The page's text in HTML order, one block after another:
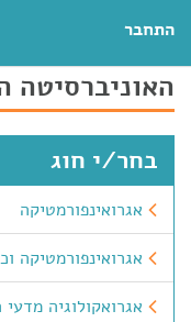
התחבר
האוניברסיטה
בחר/י חוג
אגרואינפורמטיקה
אגרואינפורמטיקה
אגרואקולוגיה